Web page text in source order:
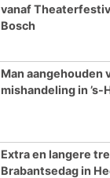
vanaf
Bosch
Man aangehouden
mishandeling in
Extra en langere
Brabantsedag in